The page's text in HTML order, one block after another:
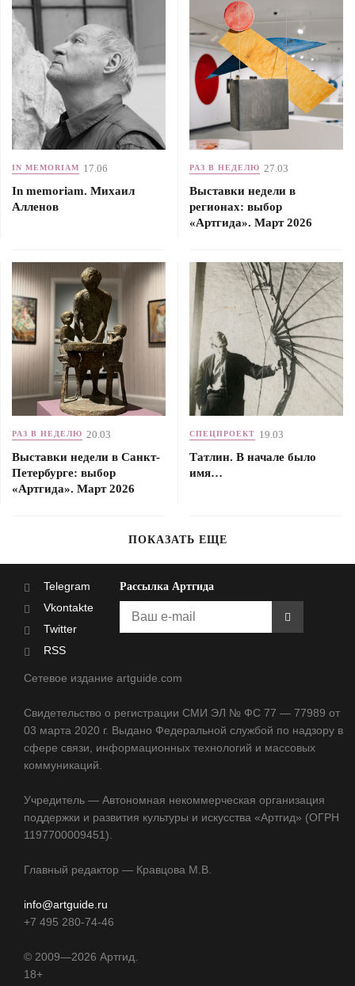
IN MEMORIAM 17.06
In memoriam. Михаил
Алленов
РАЗ В НЕДЕЛЮ 27.03
Выставки недели в
регионах: выбор
«Артгида». Март 2026
РАЗ В НЕДЕЛЮ 20.03
Выставки недели в Санкт-
Петербурге: выбор
«Артгида». Март 2026
СПЕЦПРОЕКТ 19.03
Татлин. В начале было
имя…
ПОКАЗАТЬ ЕЩЕ
Telegram
Vkontakte
Twitter
RSS
Рассылка Артгида
Сетевое издание artguide.com
Свидетельство о регистрации СМИ ЭЛ № ФС 77 — 77989 от
03 марта 2020 г. Выдано Федеральной службой по надзору в
сфере связи, информационных технологий и массовых
коммуникаций.
Учредитель — Автономная некоммерческая организация
поддержки и развития культуры и искусства «Артгид» (ОГРН
1197700009451).
Главный редактор — Кравцова М.В.
info@artguide.ru
+7 495 280-74-46
© 2009—2026 Артгид.
18+